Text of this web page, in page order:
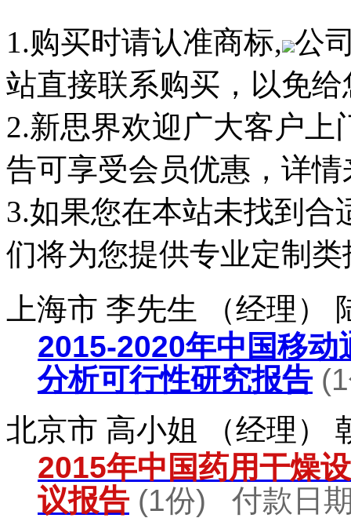
1.购买时请认准商标, 公
站直接联系购买，以免
2.新思界欢迎广大客户
告可享受会员优惠，详
3.如果您在本站未找到
们将为您提供专业定制类
上海市 李先生 （经理）
2015-2020年中国移
分析可行性研究报告(1
北京市 高小姐 （经理）
2015年中国药用干燥
议报告 (1份) 付款日